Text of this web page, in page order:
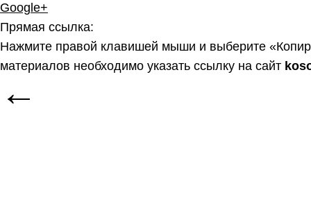
Google+
Прямая ссылка:
Нажмите правой клавишей мыши и выберите
материалов необходимо указать ссылку на сайт
←